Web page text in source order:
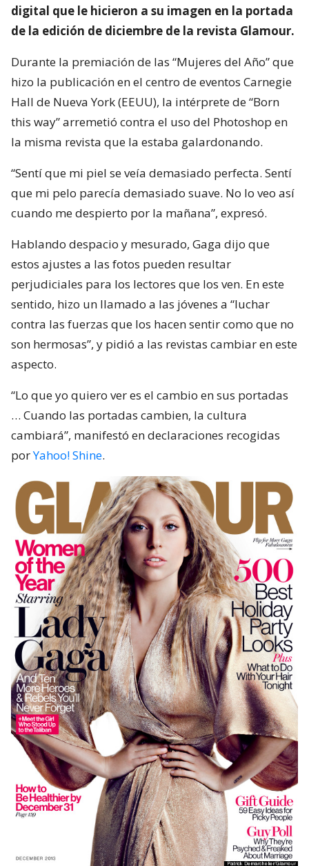
digital que le hicieron a su imagen en la portada
de la edición de diciembre de la revista Glamour.
Durante la premiación de las “Mujeres del Año” que
hizo la publicación en el centro de eventos Carnegie
Hall de Nueva York (EEUU), la intérprete de “Born
this way” arremetió contra el uso del Photoshop en
la misma revista que la estaba galardonando.
“Sentí que mi piel se veía demasiado perfecta. Sentí
que mi pelo parecía demasiado suave. No lo veo así
cuando me despierto por la mañana”, expresó.
Hablando despacio y mesurado, Gaga dijo que
estos ajustes a las fotos pueden resultar
perjudiciales para los lectores que los ven. En este
sentido, hizo un llamado a las jóvenes a “luchar
contra las fuerzas que los hacen sentir como que no
son hermosas”, y pidió a las revistas cambiar en este
aspecto.
“Lo que yo quiero ver es el cambio en sus portadas
… Cuando las portadas cambien, la cultura
cambiará”, manifestó en declaraciones recogidas
porYahoo! Shine.